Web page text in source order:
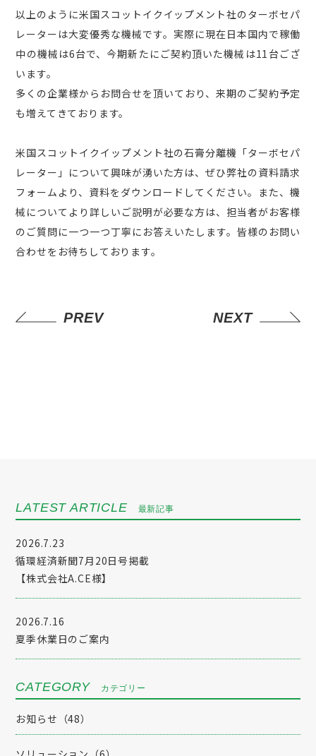
以上のように米国スコットイクイップメント社のターボセパ
レーターは大変優秀な機械です。実際に現在日本国内で稼働
中の機械は6台で、今期新たにご契約頂いた機械は11台ござ
います。
多くの企業様からお問合せを頂いており、来期のご契約予定
も増えてきております。
米国スコットイクイップメント社の石膏分離機「ターボセパ
レーター」について興味が湧いた方は、ぜひ弊社の資料請求
フォームより、資料をダウンロードしてください。また、機
械についてより詳しいご説明が必要な方は、担当者がお客様
のご質問に一つ一つ丁寧にお答えいたします。皆様のお問い
合わせをお待ちしております。
PREV NEXT
LATEST ARTICLE 最新記事
2026.7.23
循環経済新聞7月20日号掲載
【株式会社A.CE様】
2026.7.16
夏季休業日のご案内
CATEGORY カテゴリー
お知らせ（48）